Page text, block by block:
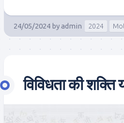
24/05/2024 byadmin 2024
विविधता की शक्ति